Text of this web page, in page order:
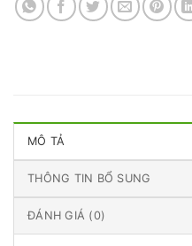
MÔ TẢ
THÔNG TIN BỔ SUNG
ĐÁNH GIÁ (0)